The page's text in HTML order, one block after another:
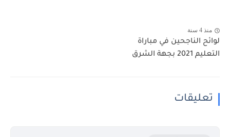
منذ 4 سنة
لوائح الناجحين في مباراة
التعليم 2021 بجهة الشرق
تعليقات